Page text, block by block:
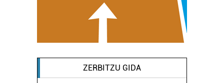
ZERBITZU GIDA